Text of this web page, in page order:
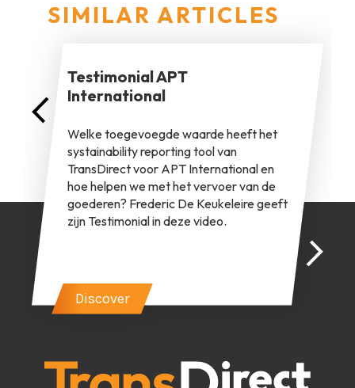
SIMILAR ARTICLES
Testimonial APT
International
Welke toegevoegde waarde heeft het
systainability reporting tool van
TransDirect voor APT International en
hoe helpen we met het vervoer van de
goederen? Frederic De Keukeleire geeft
zijn Testimonial in deze video.
Discover